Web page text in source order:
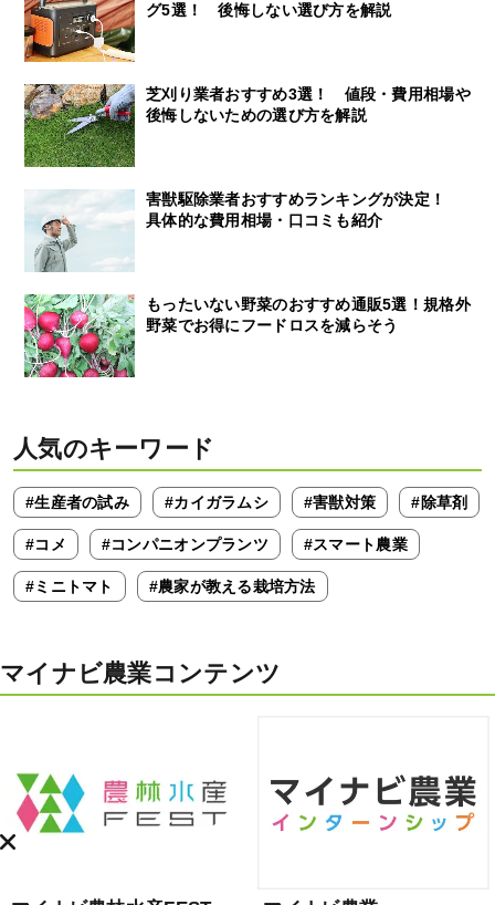
グ5選！ 後悔しない選び方を解説
芝刈り業者おすすめ3選！ 値段・費用相場や
後悔しないための選び方を解説
害獣駆除業者おすすめランキングが決定！
具体的な費用相場・口コミも紹介
もったいない野菜のおすすめ通販5選！規格外
野菜でお得にフードロスを減らそう
人気のキーワード
#生産者の試み #カイガラムシ #害獣対策 #除草剤
#コメ #コンパニオンプランツ #スマート農業
#ミニトマト #農家が教える栽培方法
マイナビ農業コンテンツ